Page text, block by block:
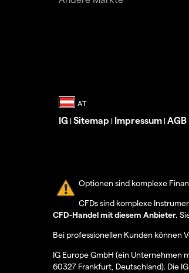
IG | Sitemap | Impressum | AGB
Optionen sind komplexe
CFDs sind komplexe
CFD-Handel mit diesem Anbieter.
Bei professionellen Kunden können
IG Europe GmbH (ein Unternehmen
60327 Frankfurt, Deutschland). Die